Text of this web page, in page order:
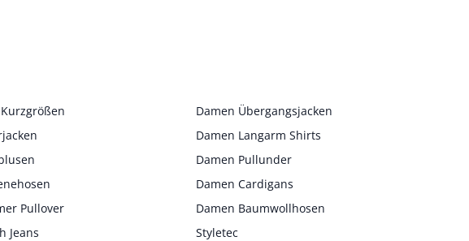
Damen Übergangsjacken
Damen Langarm Shirts
Damen Pullunder
Damen Cardigans
Pullover
Damen Baumwollhosen
Jeans
Styletec